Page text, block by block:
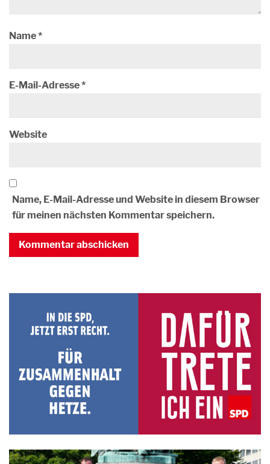
Name*
E-Mail-Adresse*
Website
Name, E-Mail-Adresse und Website in diesem Browser
für meinen nächsten Kommentar speichern.